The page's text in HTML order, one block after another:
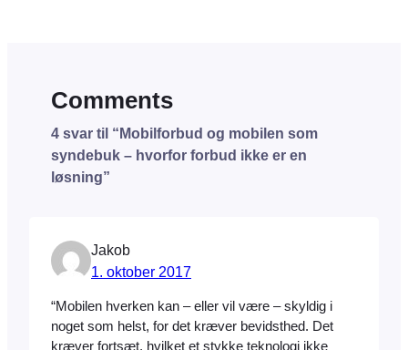
Comments
4 svar til “Mobilforbud og mobilen som
syndebuk – hvorfor forbud ikke er en
løsning”
Jakob
1. oktober 2017
“Mobilen hverken kan – eller vil være – skyldig i
noget som helst, for det kræver bevidsthed. Det
kræver fortsæt, hvilket et stykke teknologi ikke